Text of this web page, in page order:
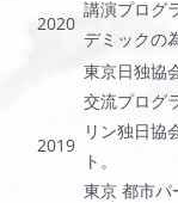
2020
講演プログ
デミックの
2019
東京日独協
交流プ
リン独日協
ト
東京 都市パ